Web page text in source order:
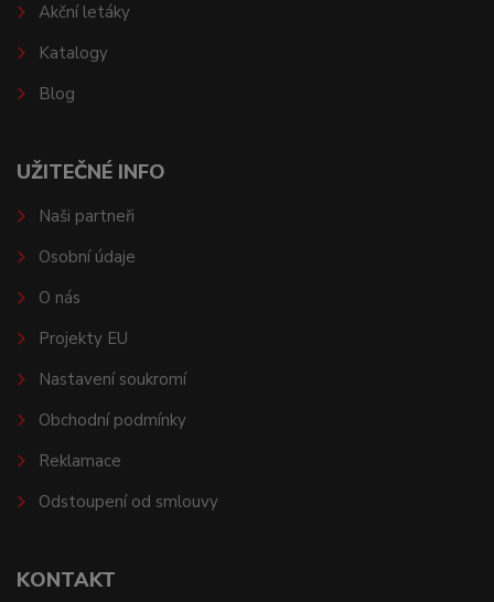
KONTAKT
Akční letáky
Katalogy
Blog
UŽITEČNÉ INFO
Naši partneři
Osobní údaje
O nás
Projekty EU
Nastavení soukromí
Obchodní podmínky
Reklamace
Odstoupení od smlouvy